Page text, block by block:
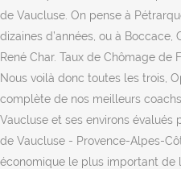
de Vaucluse. On pense à
dizaines d’années, ou à
René Char. Taux de Chômage de
Nous voilà donc toutes les trois,
complète de nos meilleurs
Vaucluse et ses environs
de Vaucluse - Provence-Alpes-
économique le plus important de